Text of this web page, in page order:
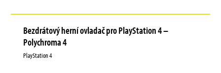
Bezdrátový herní ovladač pro PlayStation 4 –
Polychroma 4
PlayStation 4